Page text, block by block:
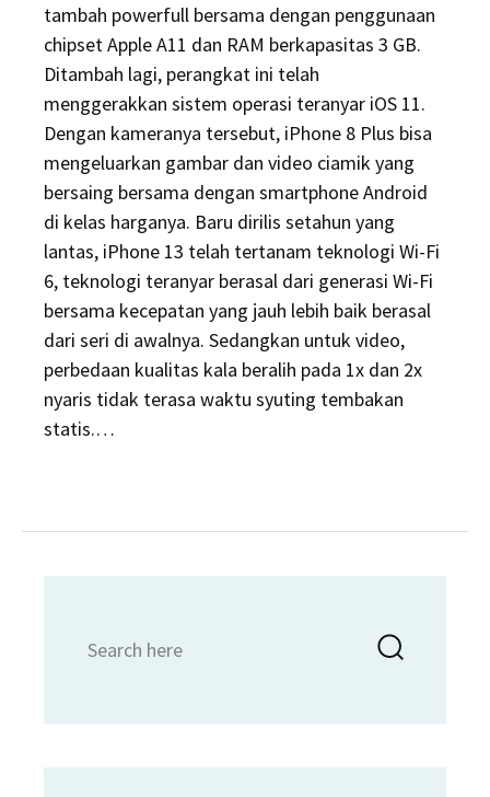
tambah powerfull bersama dengan penggunaan
chipset Apple A11 dan RAM berkapasitas 3 GB.
Ditambah lagi, perangkat ini telah
menggerakkan sistem operasi teranyar iOS 11.
Dengan kameranya tersebut, iPhone 8 Plus bisa
mengeluarkan gambar dan video ciamik yang
bersaing bersama dengan smartphone Android
di kelas harganya. Baru dirilis setahun yang
lantas, iPhone 13 telah tertanam teknologi Wi-Fi
6, teknologi teranyar berasal dari generasi Wi-Fi
bersama kecepatan yang jauh lebih baik berasal
dari seri di awalnya. Sedangkan untuk video,
perbedaan kualitas kala beralih pada 1x dan 2x
nyaris tidak terasa waktu syuting tembakan
statis.…
for: